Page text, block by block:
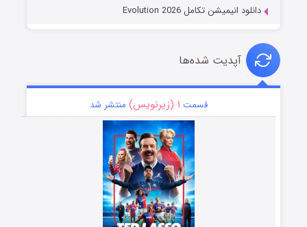
دانلود انیمیشن تکامل Evolution 2026
آپدیت شده‌ها
قسمت ۱ (زیرنویس) منتشر شد